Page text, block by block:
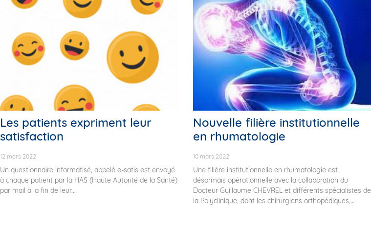
Les patients expriment leur
satisfaction
12 mars 2022
Un questionnaire informatisé, appelé e-satis est envoyé
à chaque patient par la HAS (Haute Autorité de la Santé)
par mail à la fin de leur...
Nouvelle filière institutionnelle
en rhumatologie
10 mars 2022
Une filière institutionnelle en rhumatologie est
désormais opérationnelle avec la collaboration du
Docteur Guillaume CHEVREL et différents spécialistes de
la Polyclinique, dont les chirurgiens orthopédiques,...